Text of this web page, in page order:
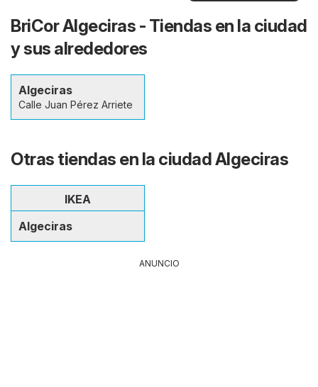
BriCor Algeciras - Tiendas en la ciudad
y sus alrededores
Algeciras
Calle Juan Pérez Arriete
Otras tiendas en la ciudad Algeciras
IKEA
Algeciras
ANUNCIO